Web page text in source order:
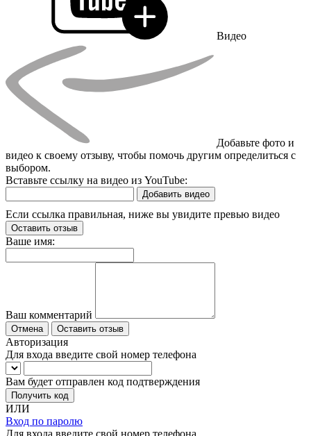
Видео
Добавьте фото и
видео к своему отзыву, чтобы помочь другим определиться с
выбором.
Вставьте ссылку на видео из YouTube:
Добавить видео
Если ссылка правильная, ниже вы увидите превью видео
Оставить отзыв
Ваше имя:
Ваш комментарий
Отмена Оставить отзыв
Авторизация
Для входа введите свой номер телефона
Вам будет отправлен код подтверждения
Получить код
ИЛИ
Вход по паролю
Для входа введите свой номер телефона